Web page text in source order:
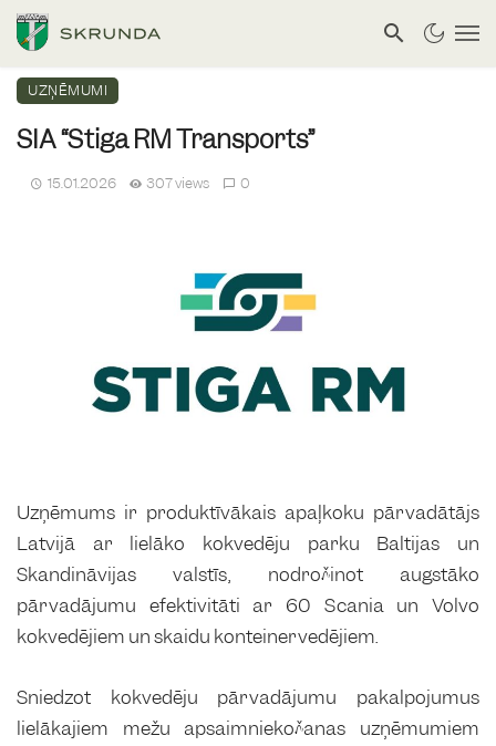
UZŅĒMUMI
SIA “Stiga RM Transports”
15.01.2026 307 views 0
Uzņēmums ir produktīvākais apaļkoku pārvadātājs
Latvijā ar lielāko kokvedēju parku Baltijas un
Skandināvijas valstīs, nodrošinot augstāko
pārvadājumu efektivitāti ar 60 Scania un Volvo
kokvedējiem un skaidu konteinervedējiem.
Sniedzot kokvedēju pārvadājumu pakalpojumus
lielākajiem mežu apsaimniekošanas uzņēmumiem